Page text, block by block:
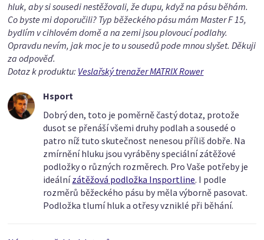
hluk, aby si sousedi nestěžovali, že dupu, když na pásu běhám.
Co byste mi doporučili? Typ běžeckého pásu mám Master F 15,
bydlím v cihlovém domě a na zemi jsou plovoucí podlahy.
Opravdu nevím, jak moc je to u sousedů pode mnou slyšet. Děkuji
za odpověď.
Dotaz k produktu: Veslařský trenažer MATRIX Rower
Hsport
Dobrý den, toto je poměrně častý dotaz, protože
dusot se přenáší všemi druhy podlah a sousedé o
patro níž tuto skutečnost nenesou příliš dobře. Na
zmírnění hluku jsou vyráběny speciální zátěžové
podložky o různých rozměrech. Pro Vaše potřeby je
ideálnízátěžová podložka Insportline. I podle
rozměrů běžeckého pásu by měla výborně pasovat.
Podložka tlumí hluk a otřesy vzniklé při běhání.